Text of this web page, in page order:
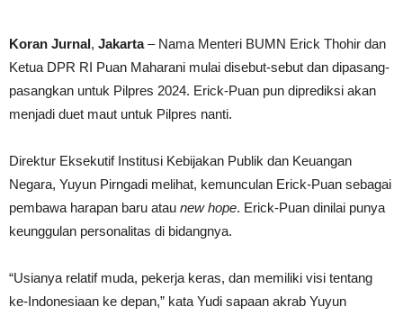
Koran Jurnal, Jakarta– Nama Menteri BUMN Erick Thohir dan
Ketua DPR RI Puan Maharani mulai disebut-sebut dan dipasang-
pasangkan untuk Pilpres 2024. Erick-Puan pun diprediksi akan
menjadi duet maut untuk Pilpres nanti.
Direktur Eksekutif Institusi Kebijakan Publik dan Keuangan
Negara, Yuyun Pirngadi melihat, kemunculan Erick-Puan sebagai
pembawa harapan baru atau new hope. Erick-Puan dinilai punya
keunggulan personalitas di bidangnya.
“Usianya relatif muda, pekerja keras, dan memiliki visi tentang
ke-Indonesiaan ke depan,” kata Yudi sapaan akrab Yuyun